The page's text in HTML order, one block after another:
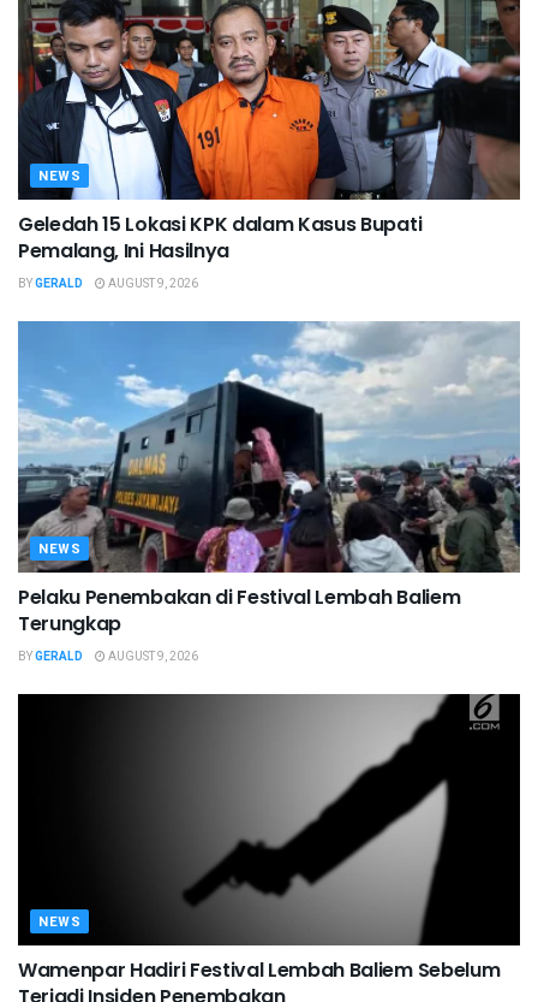
NEWS
Geledah 15 Lokasi KPK dalam Kasus Bupati
Pemalang, Ini Hasilnya
BYGERALD AUGUST 9, 2026
NEWS
Pelaku Penembakan di Festival Lembah Baliem
Terungkap
BYGERALD AUGUST 9, 2026
NEWS
Wamenpar Hadiri Festival Lembah Baliem Sebelum